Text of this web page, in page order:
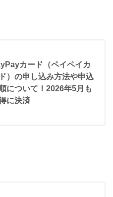
カード（ペイペイカ
）の申し込み方法や申込
について！2026年5月も
に決済